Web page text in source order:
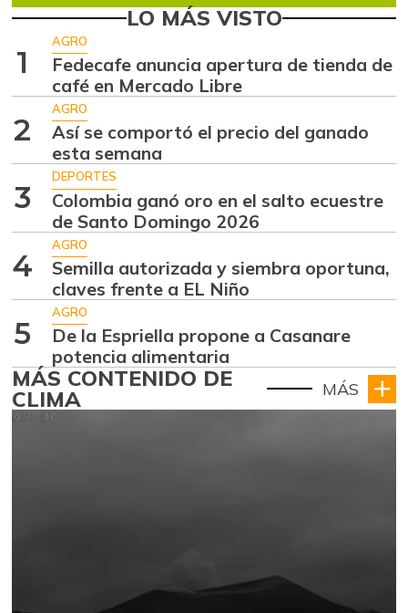
LO MÁS VISTO
1
AGRO
Fedecafe anuncia apertura de tienda de
café en Mercado Libre
2
AGRO
Así se comportó el precio del ganado
esta semana
3
DEPORTES
Colombia ganó oro en el salto ecuestre
de Santo Domingo 2026
4
AGRO
Semilla autorizada y siembra oportuna,
claves frente a EL Niño
5
AGRO
De la Espriella propone a Casanare
potencia alimentaria
MÁS CONTENIDO DE
CLIMA MÁS